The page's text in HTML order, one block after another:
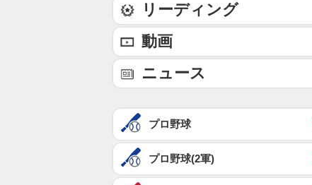
リーディング
動画
ニュース
プロ野球
プロ野球(2軍)